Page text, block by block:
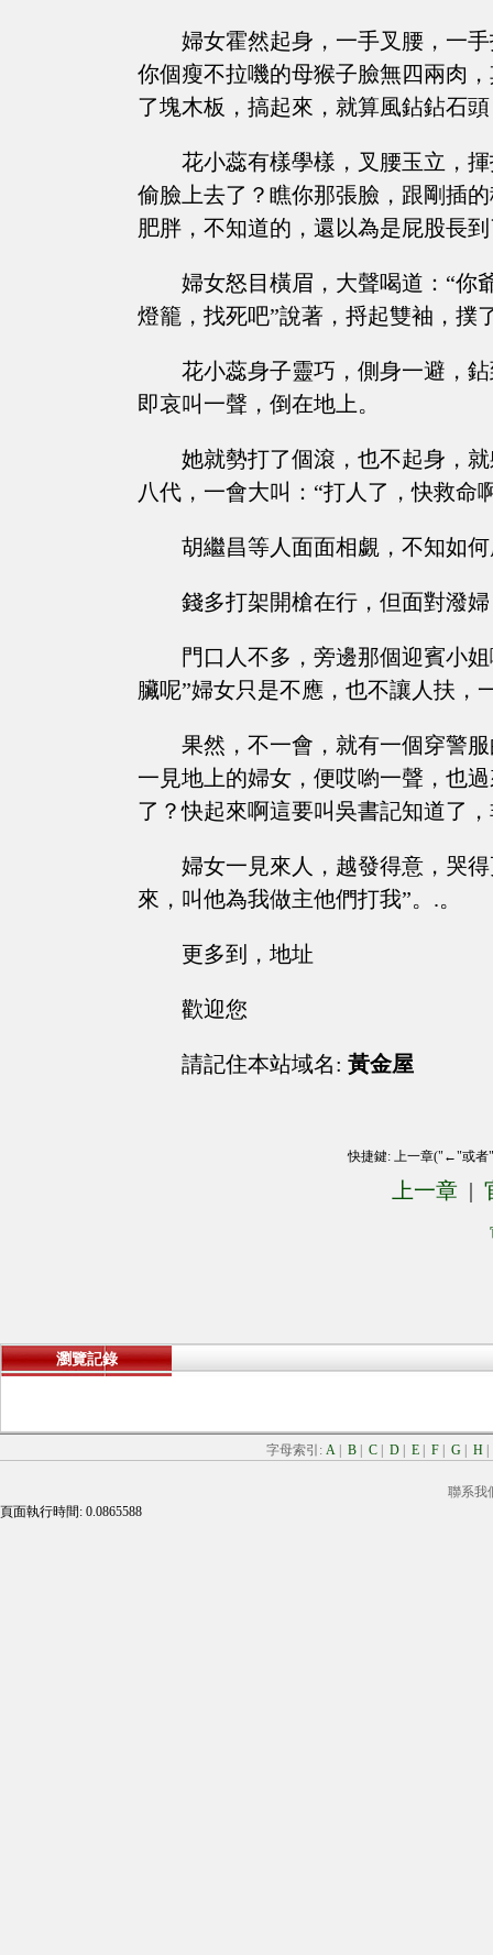
婦女霍然起身，一手叉腰，一
你個瘦不拉嘰的母猴子臉無四兩肉
了塊木板，搞起來，就算風鉆鉆石
花小蕊有樣學樣，叉腰玉立，
偷臉上去了？瞧你那張臉，跟剛插
肥胖，不知道的，還以為是屁股長
婦女怒目橫眉，大聲喝道：“你
燈籠，找死吧”說著，捋起雙袖，撲
花小蕊身子靈巧，側身一避，
即哀叫一聲，倒在地上。
她就勢打了個滾，也不起身，
八代，一會大叫：“打人了，快救命
胡繼昌等人面面相覷，不知如
錢多打架開槍在行，但面對潑
門口人不多，旁邊那個迎賓小
臟呢”婦女只是不應，也不讓人扶，
果然，不一會，就有一個穿警
一見地上的婦女，便哎喲一聲，也
了？快起來啊這要叫吳書記知道了
婦女一見來人，越發得意，哭
來，叫他為我做主他們打我”。.。
更多到，地址
歡迎您
請記住本站域名: 黃金屋
快捷鍵: 上一章("←"或
上一章 |
瀏覽記錄
字母索引: A B C D E F G H
聯系我
頁面執行時間: 0.0865588